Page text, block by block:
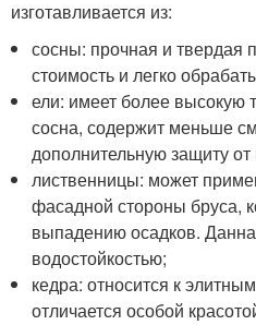
изготавливается из:
сосны: прочная и твердая
стоимость и легко
ели: имеет более высокую
сосна, содержит меньше
дополнительную защиту от
лиственницы: может
фасадной стороны бруса,
выпадению осадков.
водостойкостью;
кедра: относится к
отличается особой